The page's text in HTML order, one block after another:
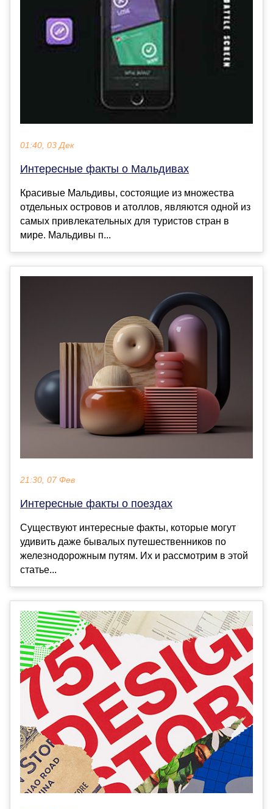
01:40, 03 Дек
Интересные факты о Мальдивах
Красивые Мальдивы, состоящие из множества
отдельных островов и атоллов, являются одной из
самых привлекательных для туристов стран в
мире. Мальдивы п...
21:30, 07 Фев
Интересные факты о поездах
Существуют интересные факты, которые могут
удивить даже бывалых путешественников по
железнодорожным путям. Их и рассмотрим в этой
статье...